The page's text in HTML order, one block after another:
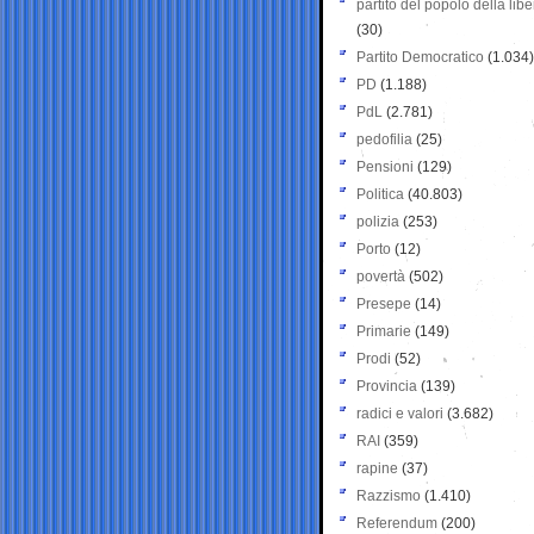
partito del popolo della
(30)
Partito Democratico (1.034)
PD (1.188)
PdL (2.781)
pedofilia (25)
Pensioni (129)
Politica (40.803)
polizia (253)
Porto (12)
povertà (502)
Presepe (14)
Primarie (149)
Prodi (52)
Provincia (139)
radici e valori (3.682)
RAI (359)
rapine (37)
Razzismo (1.410)
Referendum (200)